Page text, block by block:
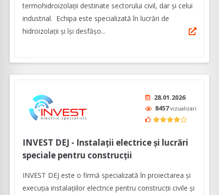
termohidroizolaţii destinate sectorului civil, dar şi celui
industrial. Echipa este specializată în lucrări de
hidroizolații și își desfășo...
28.01.2026
8457vizualizari
INVEST DEJ - Instalații electrice și lucrări
speciale pentru construcții
INVEST DEJ este o firmă specializată în proiectarea și
execuția instalațiilor electrice pentru construcţii civile şi